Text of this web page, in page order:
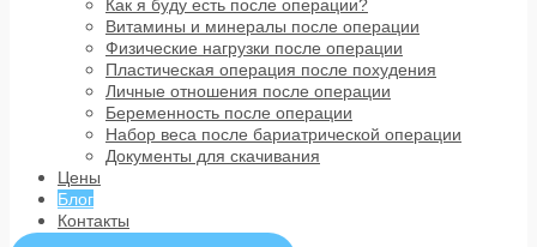
Как я буду есть после операции?
Витамины и минералы после операции
Физические нагрузки после операции
Пластическая операция после похудения
Личные отношения после операции
Беременность после операции
Набор веса после бариатрической операции
Документы для скачивания
Цены
Блог
Контакты